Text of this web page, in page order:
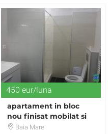
450 eur/luna
apartament in bloc
nou finisat mobilat si
utilat nou, 450E/luna
Baia Mare